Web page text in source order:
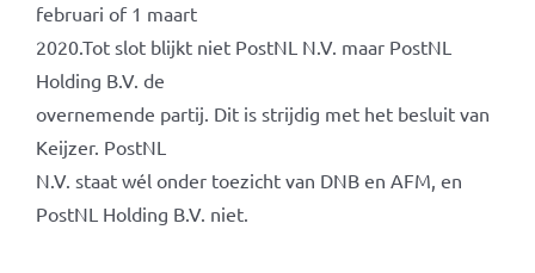
februari of 1 maart
2020.Tot slot blijkt niet PostNL N.V. maar PostNL
Holding B.V. de
overnemende partij. Dit is strijdig met het besluit van
Keijzer. PostNL
N.V. staat wél onder toezicht van DNB en AFM, en
PostNL Holding B.V. niet.